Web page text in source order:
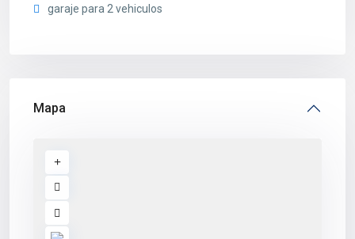
garaje para 2 vehiculos
Mapa